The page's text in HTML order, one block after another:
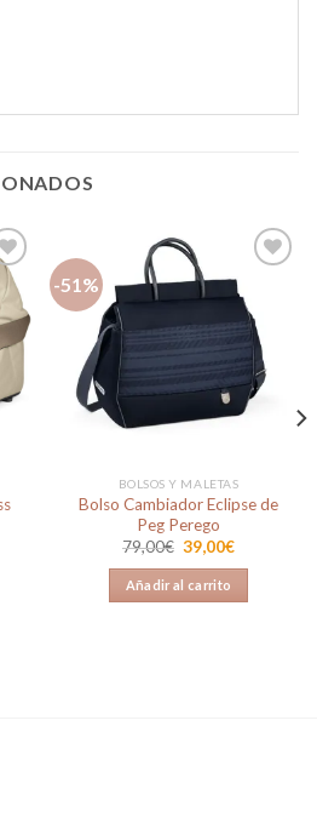
-51%
Añadir
a la
lista de
deseos
BOLSOS Y MALETAS
Bolso Cambiador Eclipse de
Peg Perego
79,00€ El
precio
original
era:
79,00€.
39,00€El
39,00€.
Añadir al carrito